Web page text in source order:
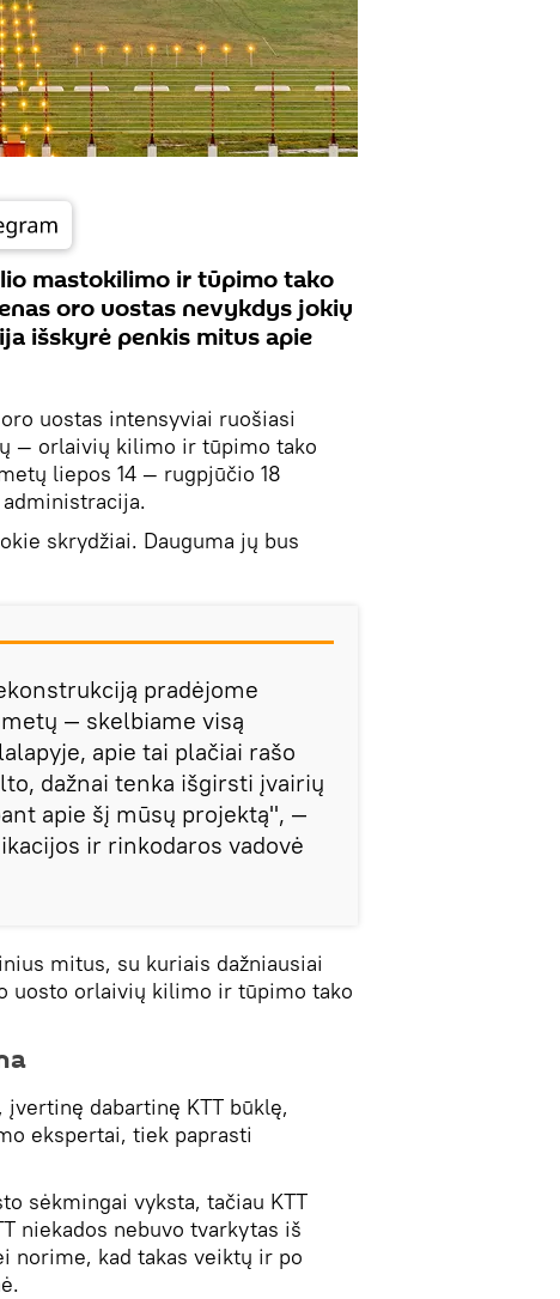
mastokilimo ir tūpimo tako
oro uostas nevykdys jokių
išskyrė penkis mitus apie
uostas intensyviai ruošiasi
— orlaivių kilimo ir tūpimo tako
liepos 14 — rugpjūčio 18
skrydžiai. Dauguma jų bus
pradėjome
— skelbiame visą
apie tai plačiai rašo
dažnai tenka išgirsti įvairių
apie šį mūsų projektą", —
ir rinkodaros vadovė
mitus, su kuriais dažniausiai
uosto orlaivių kilimo ir tūpimo tako
dabartinę KTT būklę,
ekspertai, tiek paprasti
sėkmingai vyksta, tačiau KTT
niekados nebuvo tvarkytas iš
norime, kad takas veiktų ir po